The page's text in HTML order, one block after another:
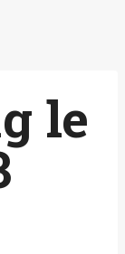
le